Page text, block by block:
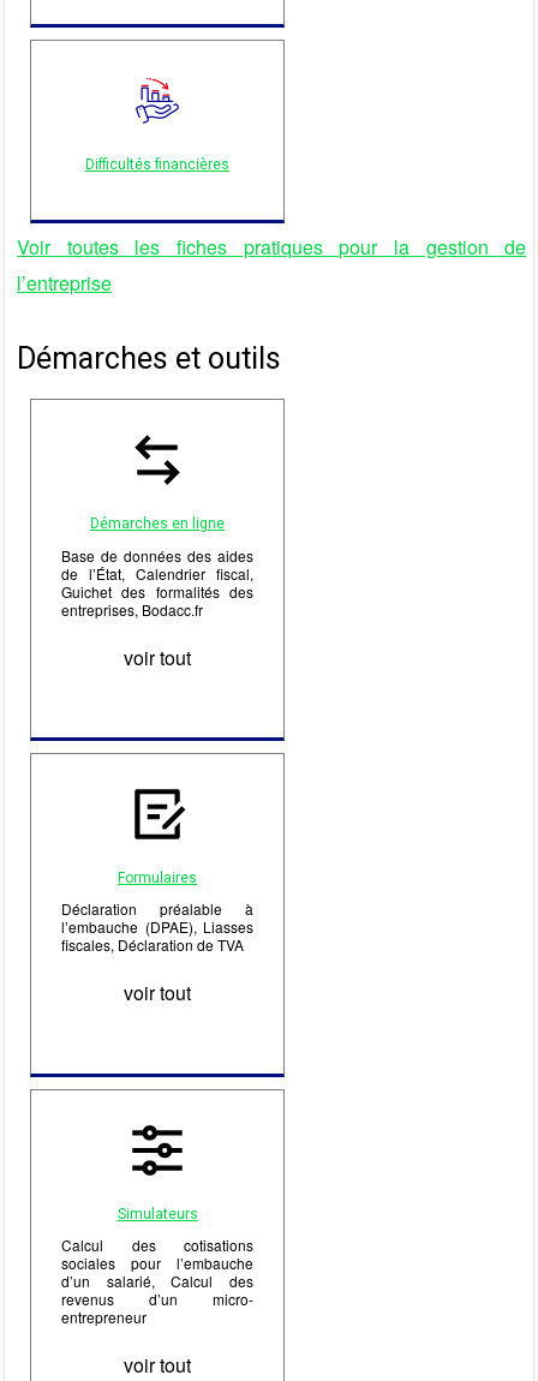
Difficultés financières
Voir toutes les fiches pratiques pour la gestion de
l’entreprise
Démarches et outils
Démarches en ligne
Base de données des aides
de l’État, Calendrier fiscal,
Guichet des formalités des
entreprises, Bodacc.fr
voir tout
Formulaires
Déclaration préalable à
l’embauche (DPAE), Liasses
fiscales, Déclaration de TVA
voir tout
Simulateurs
Calcul des cotisations
sociales pour l’embauche
d’un salarié, Calcul des
revenus d’un micro-
entrepreneur
voir tout